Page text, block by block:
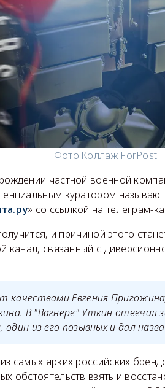
Фото:Коллаж ForPost
частной военной
куратором
» со ссылкой на телеграм-
и причиной этого
канал, связанный с
качествами Евгения
В "Вагнере" Уткин отвечал
из его позывных и дал
самых ярких российских
обстоятельств взять и